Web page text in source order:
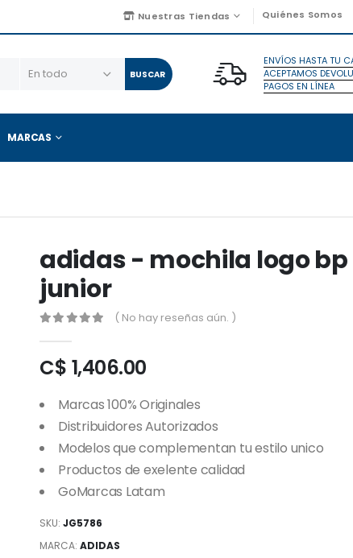
Nuestras Tiendas Quiénes Somos
BUSCAR
ENVÍOS HASTA TU
ACEPTAMOS
PAGOS EN LÍNEA
MARCAS
adidas - mochila logo
junior
( No hay reseñas aún. )
C$ 1,406.00
Marcas 100% Originales
Distribuidores Autorizados
Modelos que complementan tu estilo unico
Productos de exelente calidad
GoMarcas Latam
SKU:JG5786
MARCA:ADIDAS